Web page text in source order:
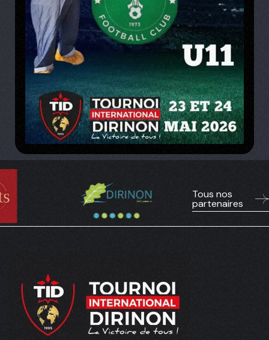
Tous nos
partenaires